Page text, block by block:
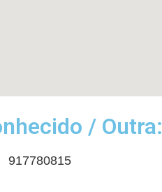
/ Outra:
917780815